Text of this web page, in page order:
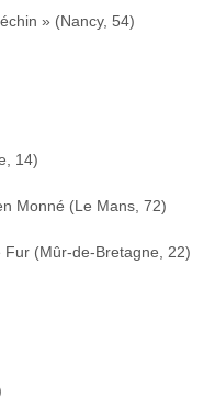
» (Nancy, 54)
14)
Monné (Le Mans, 72)
Fur (Mûr-de-Bretagne, 22)